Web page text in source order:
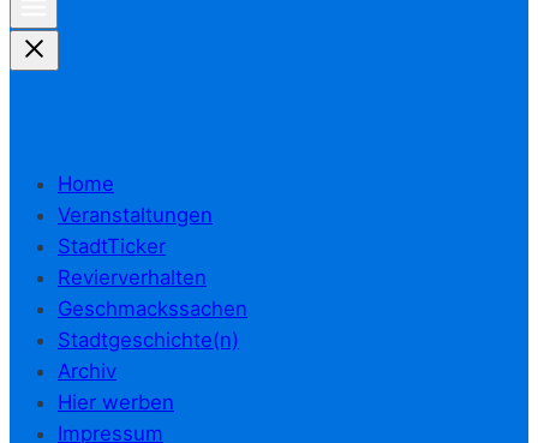
Home
Veranstaltungen
StadtTicker
Revierverhalten
Geschmackssachen
Stadtgeschichte(n)
Archiv
Hier werben
Impressum